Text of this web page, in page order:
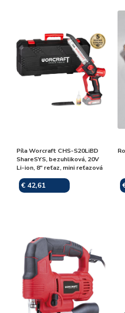
Píla Worcraft CHS-S20LiBD
ShareSYS, bezuhliková, 20V
Li-ion, 8" reťaz, mini reťazová
€ 42,61